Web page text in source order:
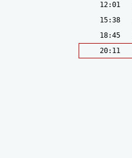
12:01
15:38
18:45
20:11